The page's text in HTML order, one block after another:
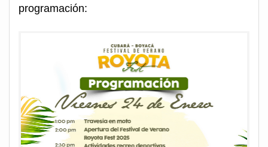
programación: